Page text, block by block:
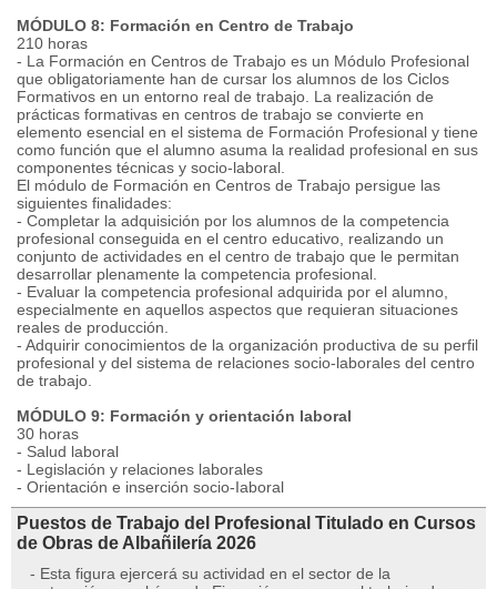
MÓDULO 8: Formación en Centro de Trabajo
210 horas
- La Formación en Centros de Trabajo es un Módulo Profesional
que obligatoriamente han de cursar los alumnos de los Ciclos
Formativos en un entorno real de trabajo. La realización de
prácticas formativas en centros de trabajo se convierte en
elemento esencial en el sistema de Formación Profesional y tiene
como función que el alumno asuma la realidad profesional en sus
componentes técnicas y socio-laboral.
El módulo de Formación en Centros de Trabajo persigue las
siguientes finalidades:
- Completar la adquisición por los alumnos de la competencia
profesional conseguida en el centro educativo, realizando un
conjunto de actividades en el centro de trabajo que le permitan
desarrollar plenamente la competencia profesional.
- Evaluar la competencia profesional adquirida por el alumno,
especialmente en aquellos aspectos que requieran situaciones
reales de producción.
- Adquirir conocimientos de la organización productiva de su perfil
profesional y del sistema de relaciones socio-laborales del centro
de trabajo.
MÓDULO 9: Formación y orientación laboral
30 horas
- Salud laboral
- Legislación y relaciones laborales
- Orientación e inserción socio-Iaboral
Puestos de Trabajo del Profesional Titulado en Cursos
de Obras de Albañilería 2026
- Esta figura ejercerá su actividad en el sector de la